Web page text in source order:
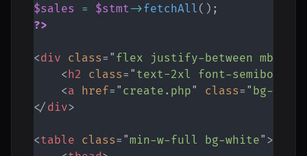
$sales = $stmt->fetchAll ( ) ;
?>
<div class= " flex justify-between mb-4
<h2 class= " text-2xl font-semibold
<a href= " create.php" class= " bg-
</ div>
<table class= "min-w-full bg-white" >